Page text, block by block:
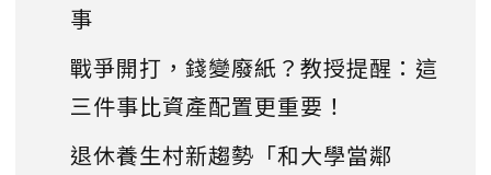
事
戰爭開打，錢變廢紙？教授提醒：這
三件事比資產配置更重要！
退休養生村新趨勢「和大學當鄰